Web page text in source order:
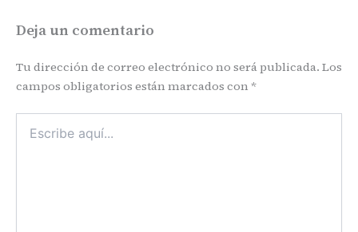
Deja un comentario
Tu dirección de correo electrónico no será publicada. Los
campos obligatorios están marcados con *
aquí...